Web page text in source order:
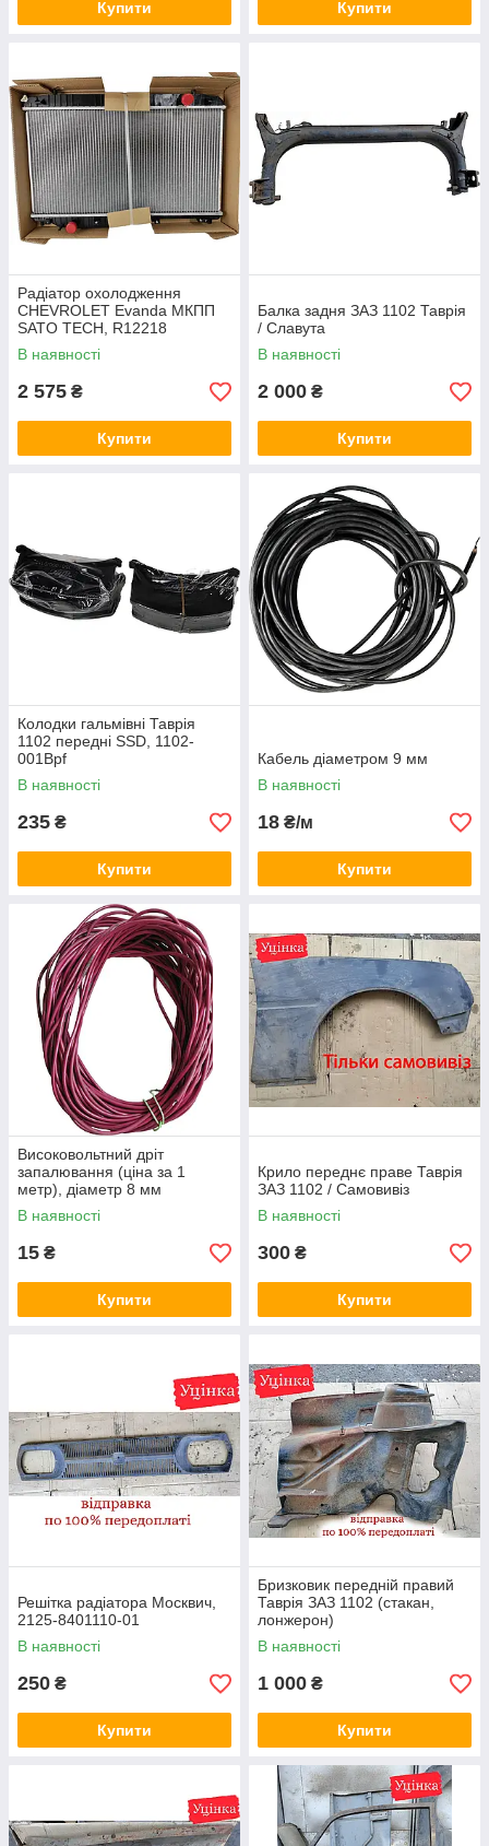
Купити Купити
Радіатор охолодження
CHEVROLET Evanda МКПП
SATO TECH, R12218
В наявності
2 575 ₴
Купити
Балка задня ЗАЗ 1102 Таврія
/ Славута
В наявності
2 000 ₴
Купити
Колодки гальмівні Таврія
1102 передні SSD, 1102-
001Bpf
В наявності
235 ₴
Купити
Кабель діаметром 9 мм
В наявності
18 ₴/м
Купити
Високовольтний дріт
запалювання (ціна за 1
метр), діаметр 8 мм
В наявності
15 ₴
Купити
Крило переднє праве Таврія
ЗАЗ 1102 / Самовивіз
В наявності
300 ₴
Купити
Решітка радіатора Москвич,
2125-8401110-01
В наявності
250 ₴
Купити
Бризковик передній правий
Таврія ЗАЗ 1102 (стакан,
лонжерон)
В наявності
1 000 ₴
Купити